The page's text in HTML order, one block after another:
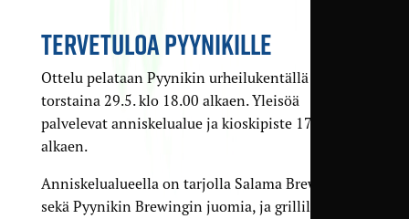
TERVETULOA PYYNIKILLE
Ottelu pelataan Pyynikin urheilukentällä
torstaina 29.5. klo 18.00 alkaen. Yleisöä
palvelevat anniskelualue ja kioskipiste 17.30
alkaen.
Anniskelualueella on tarjolla Salama Brewingin
sekä Pyynikin Brewingin juomia, ja grillillä